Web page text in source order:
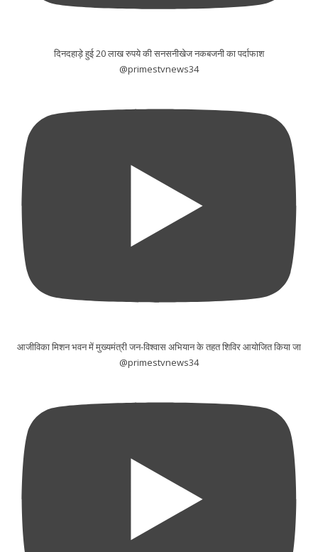
दिनदहाड़े हुई 20 लाख रुपये की सनसनीखेज नकबजनी का पर्दाफाश
@primestvnews34
आजीविका मिशन भवन में मुख्यमंत्री जन-विश्वास अभियान के तहत शिविर आयोजित किया जा
@primestvnews34